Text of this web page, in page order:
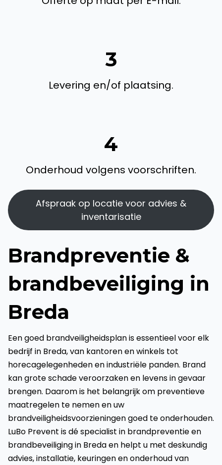
3
Levering en/of plaatsing.
4
Onderhoud volgens voorschriften.
Afspraak op locatie voor advies &
inventarisatie
Brandpreventie &
brandbeveiliging in
Breda
Een goed brandveiligheidsplan is essentieel voor elk
bedrijf in Breda, van kantoren en winkels tot
horecagelegenheden en industriële panden. Brand
kan grote schade veroorzaken en levens in gevaar
brengen. Daarom is het belangrijk om preventieve
maatregelen te nemen en uw
brandveiligheidsvoorzieningen goed te onderhouden.
LuBo Prevent is dé specialist in brandpreventie en
brandbeveiliging in Breda en helpt u met deskundig
advies, installatie, keuringen en onderhoud van